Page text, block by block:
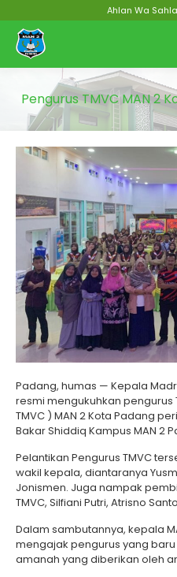
Ahlan Wa Sahlan
Pengurus TMVC MAN 2
Padang, humas — Kepala
resmi mengukuhkan
TMVC ) MAN 2 Kota Padang
Bakar Shiddiq Kampus MAN 2
Pelantikan Pengurus TMVC
wakil kepala, diantaranya
Jonismen. Juga nampak
TMVC, Silfiani Putri, Atrisno
Dalam sambutannya, kepala
mengajak pengurus yang
amanah yang diberikan oleh